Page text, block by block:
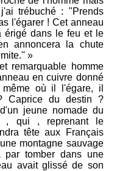
trébuché : "Prends
l'égarer ! Cet anneau
érigé dans le feu et le
annoncera la chute
»
remarquable homme
en cuivre donné
où il l'égare, il
Caprice du destin ?
jeune nomade du
, qui , reprenant le
tête aux Français
montagne sauvage
tomber dans une
avait glissé de son